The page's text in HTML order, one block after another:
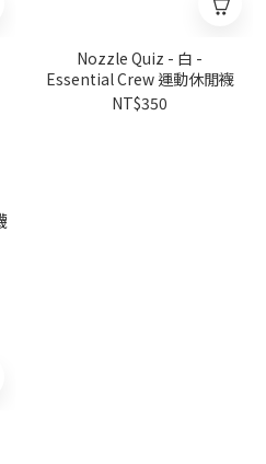
Nozzle Quiz - 白 -
Essential Crew 運動休閒襪
NT$350